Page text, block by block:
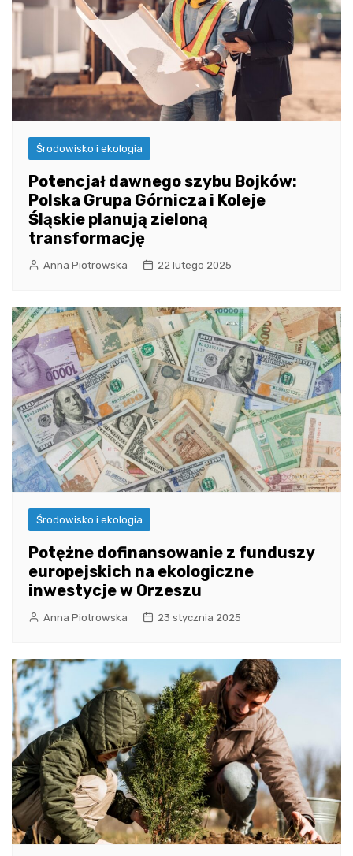
Środowisko i ekologia
Potencjał dawnego szybu Bojków:
Polska Grupa Górnicza i Koleje
Śląskie planują zieloną
transformację
Anna Piotrowska 22 lutego 2025
Środowisko i ekologia
Potężne dofinansowanie z funduszy
europejskich na ekologiczne
inwestycje w Orzeszu
Anna Piotrowska 23 stycznia 2025